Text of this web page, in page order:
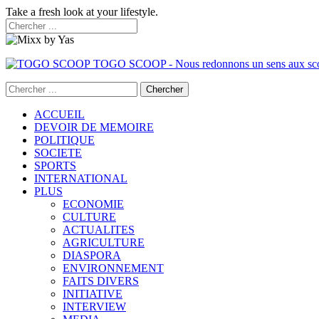
Take a fresh look at your lifestyle.
TOGO SCOOP - Nous redonnons un sens aux
ACCUEIL
DEVOIR DE MEMOIRE
POLITIQUE
SOCIETE
SPORTS
INTERNATIONAL
PLUS
ECONOMIE
CULTURE
ACTUALITES
AGRICULTURE
DIASPORA
ENVIRONNEMENT
FAITS DIVERS
INITIATIVE
INTERVIEW